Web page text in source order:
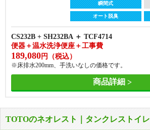
瞬間式
オート脱臭
CS232B + SH232BA ＋ TCF4714
便器＋温水洗浄便座＋工事費
189,080 円（税込）
※床排水200mm、手洗いなしの価格です。
商品詳細
TOTOのネオレスト｜タンクレストイレ